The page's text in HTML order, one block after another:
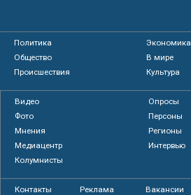
Политика
Экономика
Общество
В мире
Происшествия
Культура
Видео
Опросы
Фото
Персоны
Мнения
Регионы
Медиацентр
Интервью
Колумнисты
Контакты Реклама Вакансии